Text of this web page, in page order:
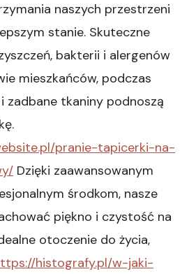
naszych przestrzeni
stanie. Skuteczne
bakterii i alergenów
mieszkańców, podczas
zadbane tkaniny podnoszą
pranie-tapicerki-na-
Dzięki zaawansowanym
środkom, nasze
piękno i czystość na
otoczenie do życia,
histografy.pl/w-jaki-